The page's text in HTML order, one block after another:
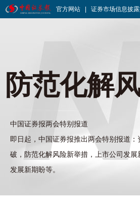
防范化解
中国证券报两会特别报道
即日起，中国证券报推出两会特别报道
破，防范化解风险新举措，上市公司发
发展新期盼等。